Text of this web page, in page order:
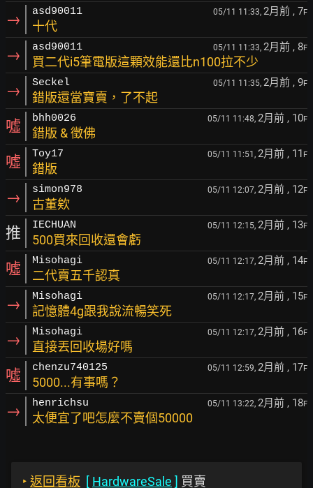
→ asd90011 05/11 11:33, 2月前 , 7F
十代
→ asd90011 05/11 11:33, 2月前 , 8F
買二代i5筆電版這顆效能還比n100拉不少
→ Seckel 05/11 11:35, 2月前 , 9F
錯版還當寶賣，了不起
噓 bhh0026 05/11 11:48, 2月前 , 10F
錯版 & 徵佛
噓 Toy17 05/11 11:51, 2月前 , 11 F
錯版
→ simon978 05/11 12:07, 2月前 , 12F
古董欸
推 IECHUAN 05/11 12:15, 2月前 , 13F
500買來回收還會虧
噓 Misohagi 05/11 12:17, 2月前 , 14F
二代賣五千認真
→ Misohagi 05/11 12:17, 2月前 , 15F
記憶體4g跟我說流暢笑死
→ Misohagi 05/11 12:17, 2月前 , 16F
直接丟回收場好嗎
噓 chenzu740125 05/11 12:59, 2月前 , 17F
5000...有事嗎？
→ henrichsu 05/11 13:22, 2月前 , 18F
太便宜了吧怎麼不賣個50000
‣ 返回看板 [ HardwareSale ] 買賣